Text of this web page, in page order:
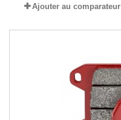
Ajouter au comparateur